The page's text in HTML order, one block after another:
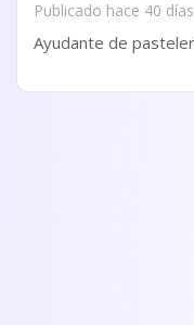
Publicado hace 40 días